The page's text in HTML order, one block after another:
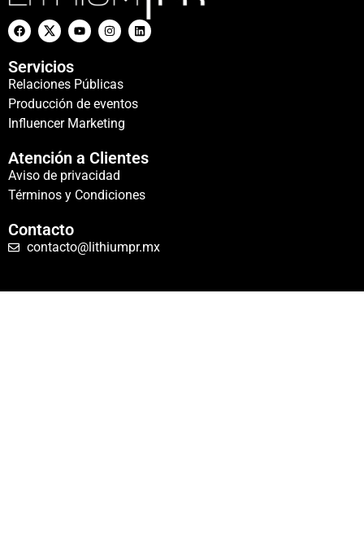
Servicios
Relaciones Públicas
Producción de eventos
Influencer Marketing
Atención a Clientes
Aviso de privacidad
Términos y Condiciones
Contacto
contacto@lithiumpr.mx